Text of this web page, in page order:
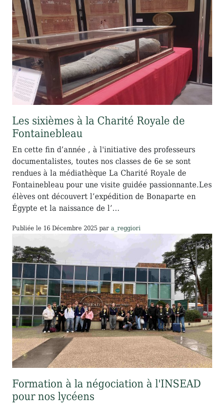
Les sixièmes à la Charité Royale de
Fontainebleau
En cette fin d’année , à l'initiative des professeurs
documentalistes, toutes nos classes de 6e se sont
rendues à la médiathèque La Charité Royale de
Fontainebleau pour une visite guidée passionnante.Les
élèves ont découvert l’expédition de Bonaparte en
Égypte et la naissance de l’...
Publiée le 16 Décembre 2025 par a_reggiori
Formation à la négociation à l'INSEAD
pour nos lycéens